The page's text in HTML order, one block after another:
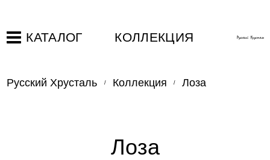
КАТАЛОГ КОЛЛЕКЦИЯ
Русский Хрусталь Коллекция Лоза
Лоза